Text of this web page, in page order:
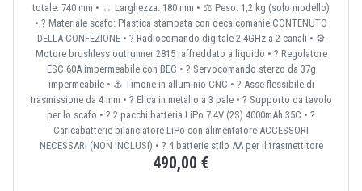
totale: 740 mm • ↔️ Larghezza: 180 mm • ⚖️ Peso: 1,2 kg (solo modello)
• ?️ Materiale scafo: Plastica stampata con decalcomanie CONTENUTO
DELLA CONFEZIONE • ? Radiocomando digitale 2.4GHz a 2 canali • ⚙️
Motore brushless outrunner 2815 raffreddato a liquido • ? Regolatore
ESC 60A impermeabile con BEC • ?️ Servocomando sterzo da 37g
impermeabile • ⚓ Timone in alluminio CNC • ? Asse flessibile di
trasmissione da 4 mm • ? Elica in metallo a 3 pale • ? Supporto da tavolo
per lo scafo • ? 2 pacchi batteria LiPo 7.4V (2S) 4000mAh 35C • ?
Caricabatterie bilanciatore LiPo con alimentatore ACCESSORI
NECESSARI (NON INCLUSI) • ? 4 batterie stilo AA per il trasmettitore
490,00 €